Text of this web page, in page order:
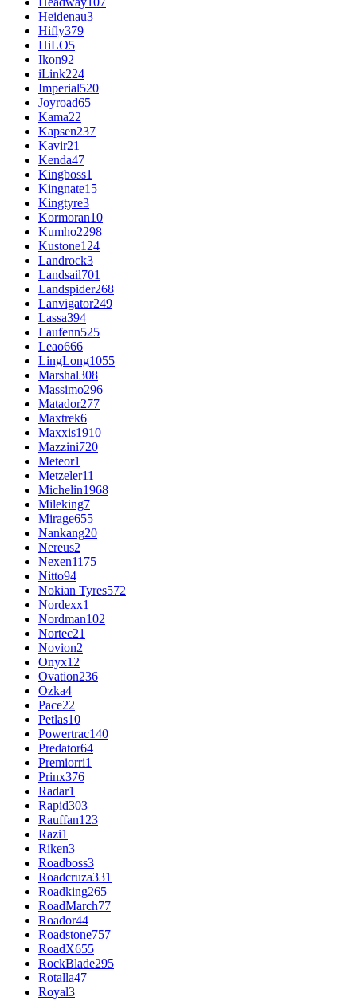
Heidenau3
Hifly379
HiLO5
Ikon92
iLink224
Imperial520
Joyroad65
Kama22
Kapsen237
Kavir21
Kenda47
Kingboss1
Kingnate15
Kingtyre3
Kormoran10
Kumho2298
Kustone124
Landrock3
Landsail701
Landspider268
Lanvigator249
Lassa394
Laufenn525
Leao666
LingLong1055
Marshal308
Massimo296
Matador277
Maxtrek6
Maxxis1910
Mazzini720
Meteor1
Metzeler11
Michelin1968
Mileking7
Mirage655
Nankang20
Nereus2
Nexen1175
Nitto94
Nokian Tyres572
Nordexx1
Nordman102
Nortec21
Novion2
Onyx12
Ovation236
Ozka4
Pace22
Petlas10
Powertrac140
Predator64
Premiorri1
Prinx376
Radar1
Rapid303
Rauffan123
Razi1
Riken3
Roadboss3
Roadcruza331
Roadking265
RoadMarch77
Roador44
Roadstone757
RoadX655
RockBlade295
Rotalla47
Royal3